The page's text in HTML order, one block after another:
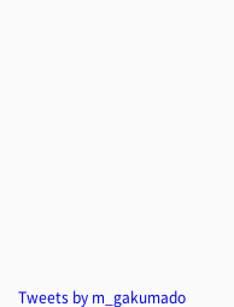
Tweets by m_gakumado